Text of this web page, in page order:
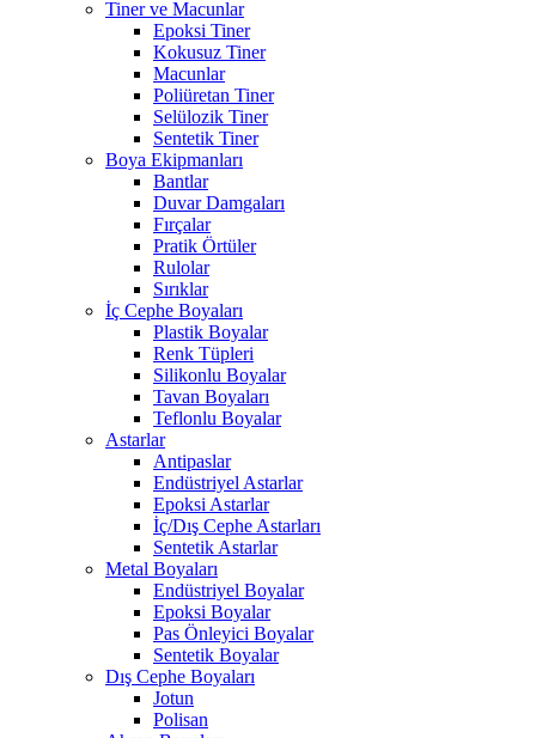
Tiner ve Macunlar
Epoksi Tiner
Kokusuz Tiner
Macunlar
Poliüretan Tiner
Selülozik Tiner
Sentetik Tiner
Boya Ekipmanları
Bantlar
Duvar Damgaları
Fırçalar
Pratik Örtüler
Rulolar
Sırıklar
İç Cephe Boyaları
Plastik Boyalar
Renk Tüpleri
Silikonlu Boyalar
Tavan Boyaları
Teflonlu Boyalar
Astarlar
Antipaslar
Endüstriyel Astarlar
Epoksi Astarlar
İç/Dış Cephe Astarları
Sentetik Astarlar
Metal Boyaları
Endüstriyel Boyalar
Epoksi Boyalar
Pas Önleyici Boyalar
Sentetik Boyalar
Dış Cephe Boyaları
Jotun
Polisan